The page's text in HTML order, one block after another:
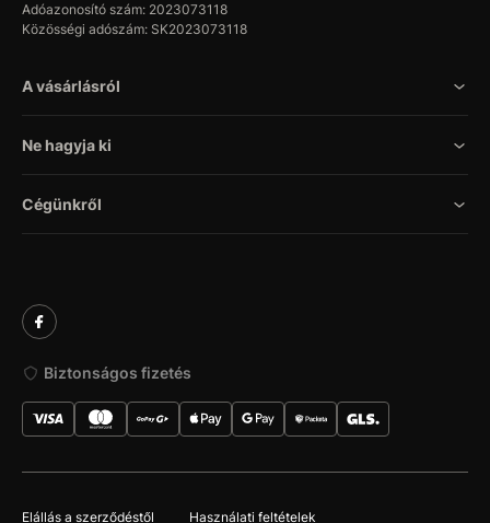
Adóazonosító szám: 2023073118
Közösségi adószám: SK2023073118
A vásárlásról
Ne hagyja ki
Cégünkről
Biztonságos fizetés
Elállás a szerződéstől Használati feltételek